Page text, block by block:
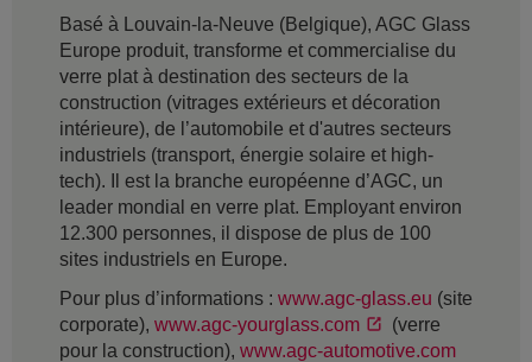
Basé à Louvain-la-Neuve (Belgique), AGC Glass
Europe produit, transforme et commercialise du
verre plat à destination des secteurs de la
construction (vitrages extérieurs et décoration
intérieure), de l’automobile et d'autres secteurs
industriels (transport, énergie solaire et high-
tech). Il est la branche européenne d’AGC, un
leader mondial en verre plat. Employant environ
12.300 personnes, il dispose de plus de 100
sites industriels en Europe.
Pour plus d’informations : www.agc-glass.eu (site
corporate), www.agc-yourglass.com
(verre
pour la construction), www.agc-automotive.com